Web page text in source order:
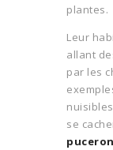
plantes.
Leur
allant
par les
se